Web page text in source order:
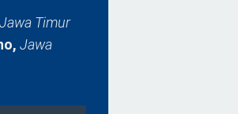
Jawa Timur
Jawa